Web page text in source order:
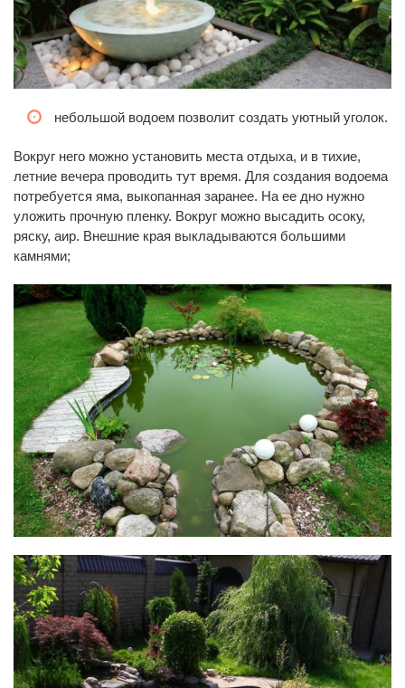
небольшой водоем позволит создать уютный уголок.
Вокруг него можно установить места отдыха, и в тихие,
летние вечера проводить тут время. Для создания водоема
потребуется яма, выкопанная заранее. На ее дно нужно
уложить прочную пленку. Вокруг можно высадить осоку,
ряску, аир. Внешние края выкладываются большими
камнями;